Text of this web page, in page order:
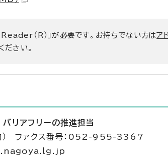
（R）」が必要です。お持ちでない方はア
ださい。
リアフリーの推進担当
ファクス番号：052-955-3367